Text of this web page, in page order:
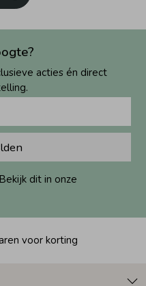
acties én direct
dit in onze
voor korting